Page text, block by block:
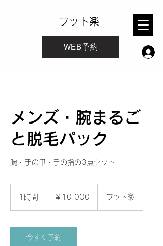
フット楽
WEB予約
メンズ・腕まるご
と脱毛パック
腕・手の甲・手の指の3点セット
1時間 ￥10,000 フット楽
今すぐ予約